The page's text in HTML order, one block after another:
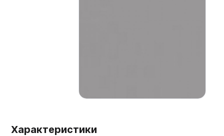
Характеристики